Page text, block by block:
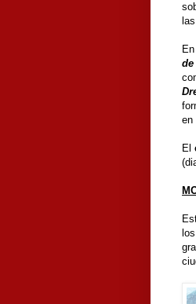
en
El